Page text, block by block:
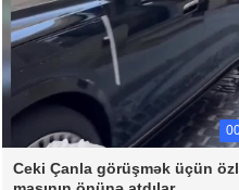
Ceki Çanla görüşmək üçün